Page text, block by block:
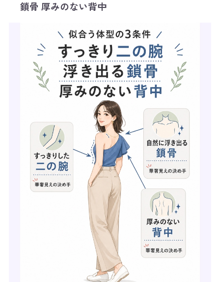
痩身サロンのWINBACKや上半身集中ケアで深部から整える
うまくいかない時 似合わないと感じる原因別の解
決策
痩せても二の腕や背中が細くならない時の見直しポイント
なで肩 いかり肩 骨格別に似合わせる工夫
低身長や肩幅が気になる人のコーデの注意点
自己流ケアが続かない 結果が出ない時の相談先の選び方
まとめ
この記事に関連したよくある質問
鎖骨 厚みのない背中